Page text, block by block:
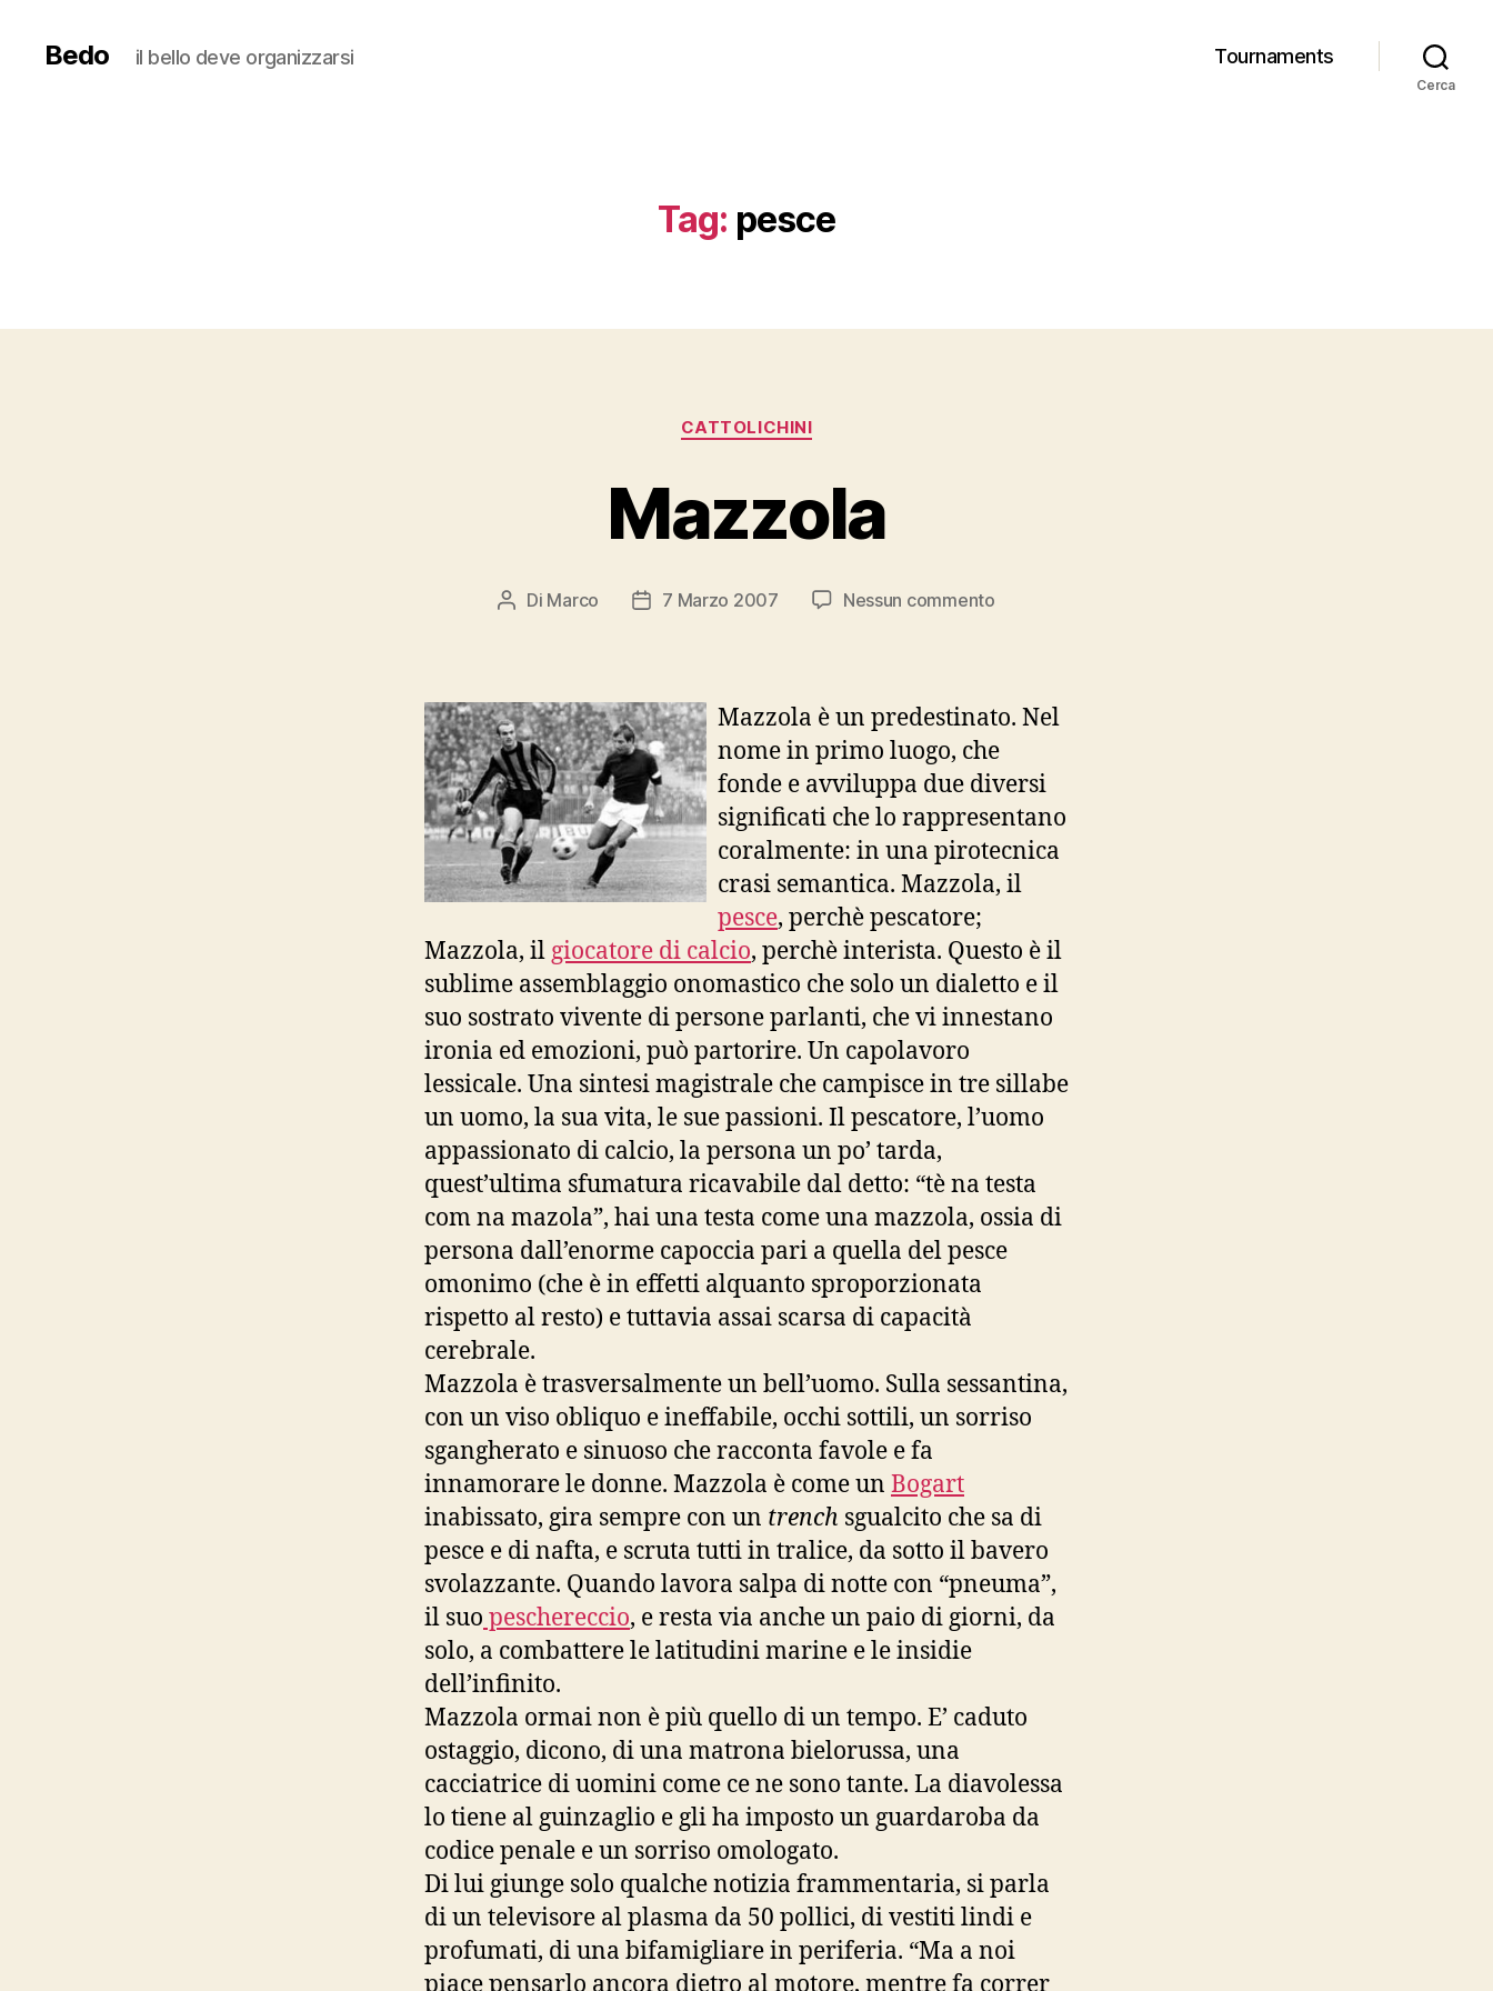
Bedo il bello deve organizzarsi Tournaments
Cerca
Tag: pesce
Categorie
CATTOLICHINI
Mazzola
Autore
Di Marco
Data7 Marzo 2007 Nessun commentosu
Mazzola è un predestinato. Nel
nome in primo luogo, che
fonde e avviluppa due diversi
significati che lo rappresentano
coralmente: in una pirotecnica
crasi semantica. Mazzola, il
pesce, perchè pescatore;
Mazzola, il giocatore di calcio, perchè interista. Questo è il
sublime assemblaggio onomastico che solo un dialetto e il
suo sostrato vivente di persone parlanti, che vi innestano
ironia ed emozioni, può partorire. Un capolavoro
lessicale. Una sintesi magistrale che campisce in tre sillabe
un uomo, la sua vita, le sue passioni. Il pescatore, l’uomo
appassionato di calcio, la persona un po’ tarda,
quest’ultima sfumatura ricavabile dal detto: “tè na testa
com na mazola”, hai una testa come una mazzola, ossia di
persona dall’enorme capoccia pari a quella del pesce
omonimo (che è in effetti alquanto sproporzionata
rispetto al resto) e tuttavia assai scarsa di capacità
cerebrale.
Mazzola è trasversalmente un bell’uomo. Sulla sessantina,
con un viso obliquo e ineffabile, occhi sottili, un sorriso
sgangherato e sinuoso che racconta favole e fa
innamorare le donne. Mazzola è come un Bogart
inabissato, gira sempre con un trench sgualcito che sa di
pesce e di nafta, e scruta tutti in tralice, da sotto il bavero
svolazzante. Quando lavora salpa di notte con “pneuma”,
il suo peschereccio, e resta via anche un paio di giorni, da
solo, a combattere le latitudini marine e le insidie
dell’infinito.
Mazzola ormai non è più quello di un tempo. E’ caduto
ostaggio, dicono, di una matrona bielorussa, una
cacciatrice di uomini come ce ne sono tante. La diavolessa
lo tiene al guinzaglio e gli ha imposto un guardaroba da
codice penale e un sorriso omologato.
Di lui giunge solo qualche notizia frammentaria, si parla
di un televisore al plasma da 50 pollici, di vestiti lindi e
profumati, di una bifamigliare in periferia. “Ma a noi
piace pensarlo ancora dietro al motore, mentre fa correr